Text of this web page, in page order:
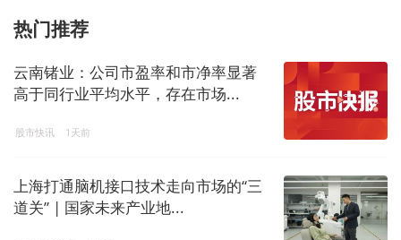
热门推荐
云南锗业：公司市盈率和市净率显著
高于同行业平均水平，存在市场...
股市快讯 1天前
上海打通脑机接口技术走向市场的“三
道关” | 国家未来产业地...